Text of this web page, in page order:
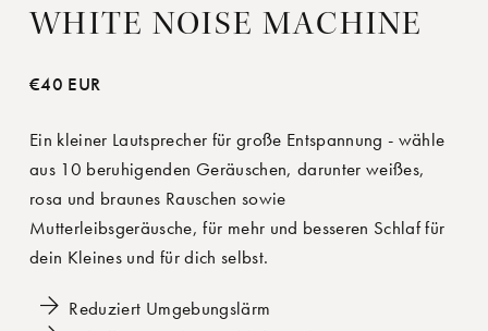
WHITE NOISE MACHINE
€40 EUR
Ein kleiner Lautsprecher für große Entspannung - wähle
aus 10 beruhigenden Geräuschen, darunter weißes,
rosa und braunes Rauschen sowie
Mutterleibsgeräusche, für mehr und besseren Schlaf für
dein Kleines und für dich selbst.
Reduziert Umgebungslärm